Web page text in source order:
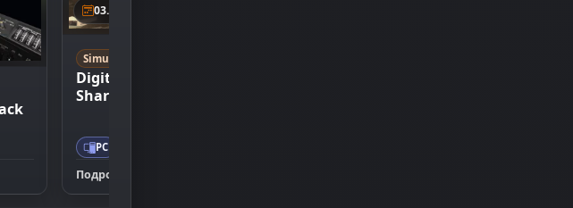
03.11.2011
Simulation
Digital Combat Simulator: Black
Shark 2
PC
Подробнее